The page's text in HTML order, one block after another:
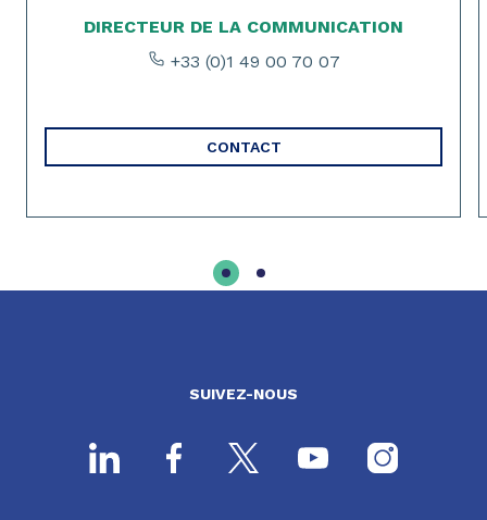
DIRECTEUR DE LA COMMUNICATION
+33 (0)1 49 00 70 07
CONTACT
SUIVEZ-NOUS